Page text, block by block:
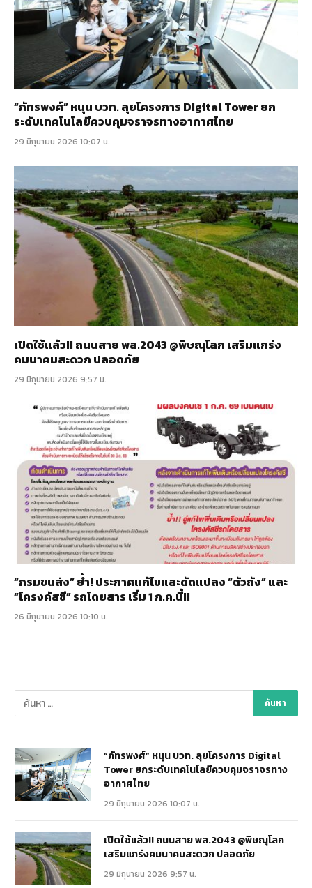
“ภัทรพงศ์” หนุน บวท. ลุยโครงการ Digital Tower ยก
ระดับเทคโนโลยีควบคุมจราจรทางอากาศไทย
29 มิถุนายน 2026 10:07 น.
เปิดใช้แล้ว!! ถนนสาย พล.2043 @พิษณุโลก เสริมแกร่ง
คมนาคมสะดวก ปลอดภัย
29 มิถุนายน 2026 9:57 น.
“กรมขนส่ง” ย้ำ! ประกาศแก้ไขและดัดแปลง “ตัวถัง” และ
“โครงคัสซี” รถโดยสาร เริ่ม 1 ก.ค.นี้!!
26 มิถุนายน 2026 10:10 น.
“ภัทรพงศ์” หนุน บวท. ลุยโครงการ Digital
Tower ยกระดับเทคโนโลยีควบคุมจราจรทาง
อากาศไทย
29 มิถุนายน 2026 10:07 น.
เปิดใช้แล้ว!! ถนนสาย พล.2043 @พิษณุโลก
เสริมแกร่งคมนาคมสะดวก ปลอดภัย
29 มิถุนายน 2026 9:57 น.